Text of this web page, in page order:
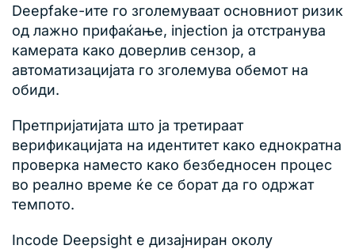
Deepfake-ите го зголемуваат основниот ризик
од лажно прифаќање, injection ја отстранува
камерата како доверлив сензор, а
автоматизацијата го зголемува обемот на
обиди.
Претпријатијата што ја третираат
верификацијата на идентитет како еднократна
проверка наместо како безбедносен процес
во реално време ќе се борат да го одржат
темпото.
Incode Deepsight е дизајниран околу